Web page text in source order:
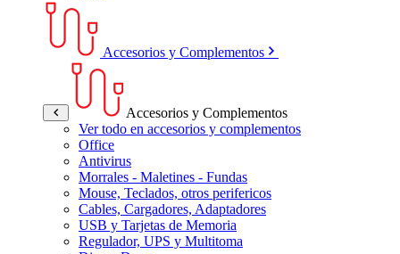
Accesorios y Complementos
Accesorios y Complementos
Ver todo en accesorios y complementos
Office
Antivirus
Morrales - Maletines - Fundas
Mouse, Teclados, otros perifericos
Cables, Cargadores, Adaptadores
USB y Tarjetas de Memoria
Regulador, UPS y Multitoma